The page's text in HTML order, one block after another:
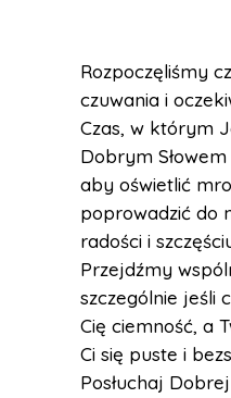
Rozpoczęliśmy
czuwania i
Czas, w którym
Dobrym
aby oświetlić
poprowadzić do
radości i
Przejdźmy
szczególnie jeśli
Cię ciemność, a
Ci się puste i
Posłuchaj